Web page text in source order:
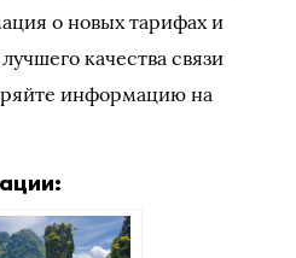
о новых тарифах и
качества связи
информацию на